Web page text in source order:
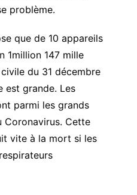
problème.
que de 10 appareils
1million 147 mille
du 31 décembre
est grande. Les
parmi les grands
Coronavirus. Cette
vite à la mort si les